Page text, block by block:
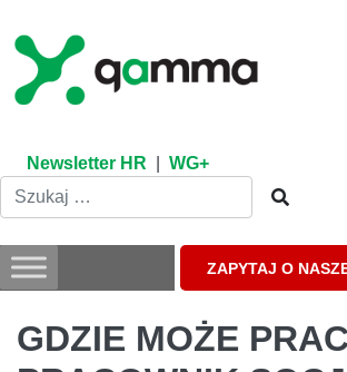
content
Newsletter HR WG+
ZAPYTAJ O
GDZIE MOŻE